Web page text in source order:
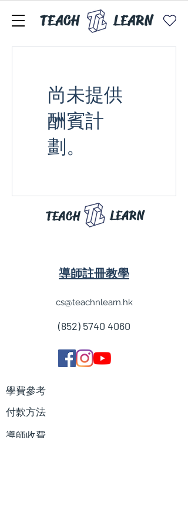
TEACH LEARN
尚未提供
酬賓計
劃。
LEARN
TEACH
導師註冊教學
cs@teachnlearn.hk
(852) 5740 4060
學費參考
付款方法
導師收費